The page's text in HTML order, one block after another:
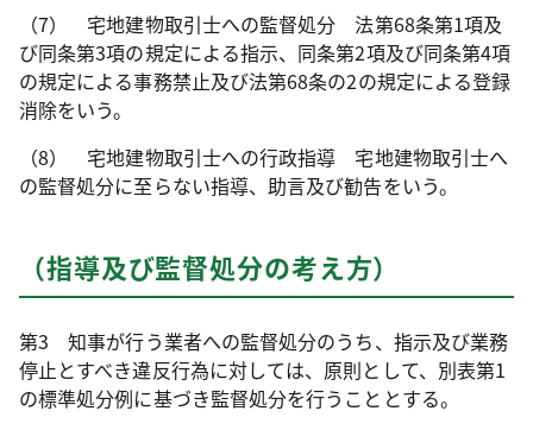
（7） 宅地建物取引士への監督処分 法第68条第1項及
び同条第3項の規定による指示、同条第2項及び同条第4項
の規定による事務禁止及び法第68条の2の規定による登録
消除をいう。
（8） 宅地建物取引士への行政指導 宅地建物取引士へ
の監督処分に至らない指導、助言及び勧告をいう。
（指導及び監督処分の考え方）
第3 知事が行う業者への監督処分のうち、指示及び業務
停止とすべき違反行為に対しては、原則として、別表第1
の標準処分例に基づき監督処分を行うこととする。